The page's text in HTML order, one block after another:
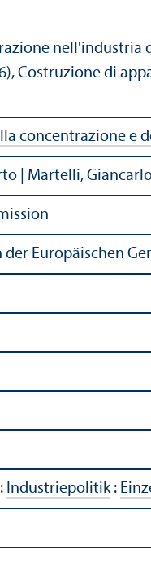
nell'industria
Costruzione di
concentrazione e
| Martelli,
Europäischen
: Industriepolitik: